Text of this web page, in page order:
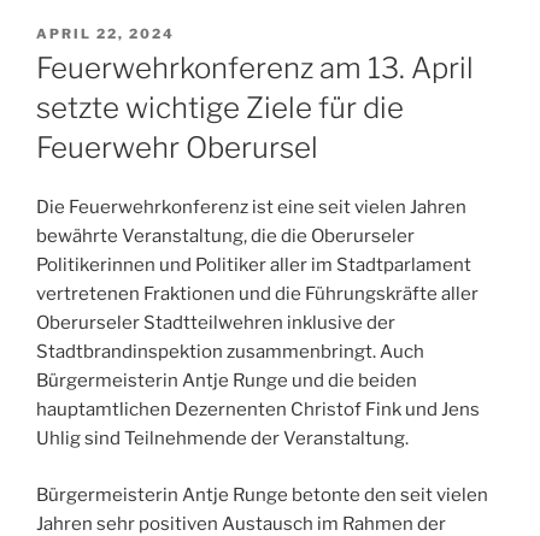
VERÖFFENTLICHT
AM
APRIL 22, 2024
Feuerwehrkonferenz am 13. April
setzte wichtige Ziele für die
Feuerwehr Oberursel
Die Feuerwehrkonferenz ist eine seit vielen Jahren
bewährte Veranstaltung, die die Oberurseler
Politikerinnen und Politiker aller im Stadtparlament
vertretenen Fraktionen und die Führungskräfte aller
Oberurseler Stadtteilwehren inklusive der
Stadtbrandinspektion zusammenbringt. Auch
Bürgermeisterin Antje Runge und die beiden
hauptamtlichen Dezernenten Christof Fink und Jens
Uhlig sind Teilnehmende der Veranstaltung.
Bürgermeisterin Antje Runge betonte den seit vielen
Jahren sehr positiven Austausch im Rahmen der